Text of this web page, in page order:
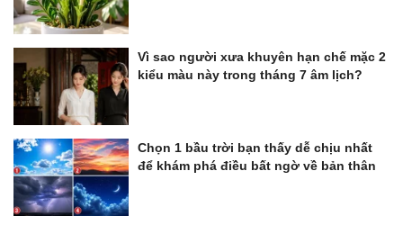
Vì sao người xưa khuyên hạn chế mặc 2
kiểu màu này trong tháng 7 âm lịch?
Chọn 1 bầu trời bạn thấy dễ chịu nhất
để khám phá điều bất ngờ về bản thân